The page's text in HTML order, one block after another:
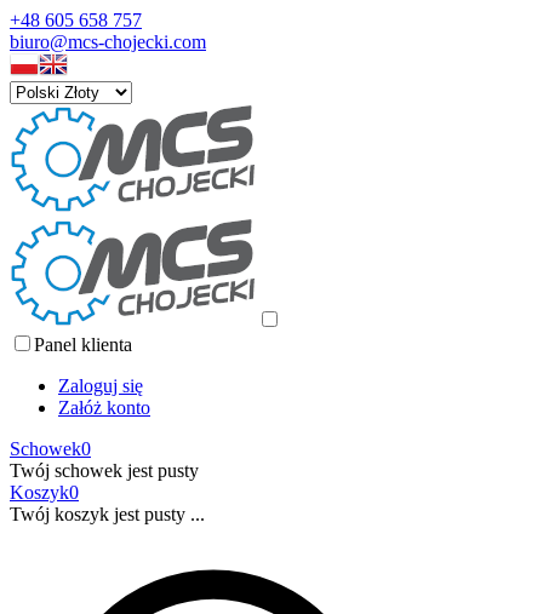
+48 605 658 757
biuro@mcs-chojecki.com
Panel klienta
Zaloguj się
Załóż konto
Schowek0
Twój schowek jest pusty
Koszyk0
Twój koszyk jest pusty ...